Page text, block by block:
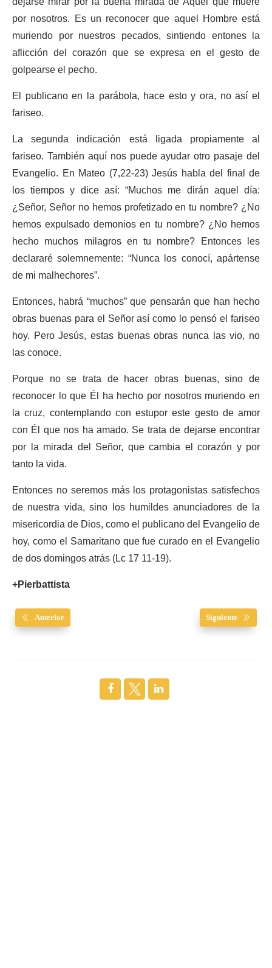
por nosotros. Es un reconocer que aquel Hombre está
muriendo por nuestros pecados, sintiendo entones la
aflicción del corazón que se expresa en el gesto de
golpearse el pecho.
El publicano en la parábola, hace esto y ora, no así el
fariseo.
La segunda indicación está ligada propiamente al
fariseo. También aquí nos puede ayudar otro pasaje del
Evangelio. En Mateo (7,22-23) Jesús habla del final de
los tiempos y dice así: “Muchos me dirán aquel día:
¿Señor, Señor no hemos profetizado en tu nombre? ¿No
hemos expulsado demonios en tu nombre? ¿No hemos
hecho muchos milagros en tu nombre? Entonces les
declararé solemnemente: “Nunca los conocí, apártense
de mi malhechores”.
Entonces, habrá “muchos” que pensarán que han hecho
obras buenas para el Señor así como lo pensó el fariseo
hoy. Pero Jesús, estas buenas obras nunca las vio, no
las conoce.
Porque no se trata de hacer obras buenas, sino de
reconocer lo que Él ha hecho por nosotros muriendo en
la cruz, contemplando con estupor este gesto de amor
con Él que nos ha amado. Se trata de dejarse encontrar
por la mirada del Señor, que cambia el corazón y por
tanto la vida.
Entonces no seremos más los protagonistas satisfechos
de nuestra vida, sino los humildes anunciadores de la
misericordia de Dios, como el publicano del Evangelio de
hoy, como el Samaritano que fue curado en el Evangelio
de dos domingos atrás (Lc 17 11-19).
+Pierbattista
Anterior Siguiente